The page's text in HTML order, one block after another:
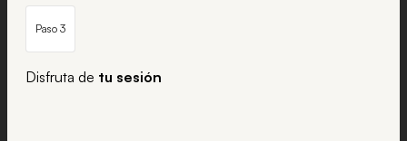
Paso 3
Disfruta de tu sesión